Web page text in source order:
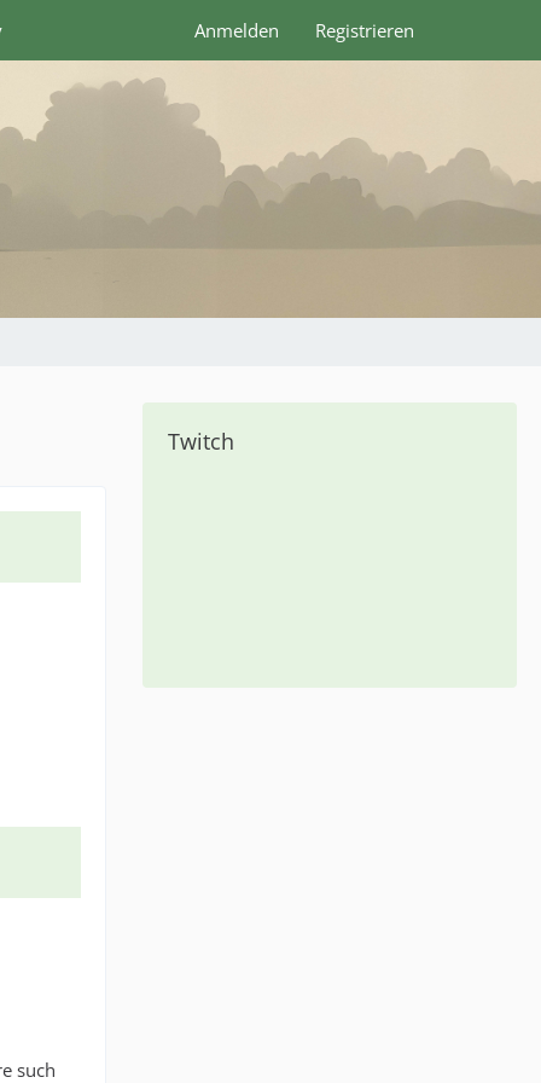
Anmelden Registrieren
such
Twitch